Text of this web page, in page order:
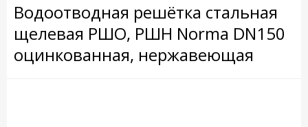
Водоотводная решётка стальная
щелевая РШО, РШН Norma DN150
оцинкованная, нержавеющая